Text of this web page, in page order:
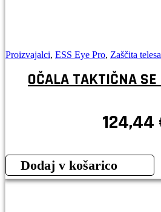
Proizvajalci, ESS Eye Pro, Zaščita telesa
OČALA TAKTIČNA SE
124,44
Dodaj v košarico